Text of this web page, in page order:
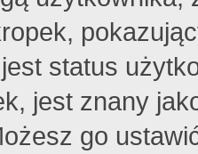
jest status
jest znany
go